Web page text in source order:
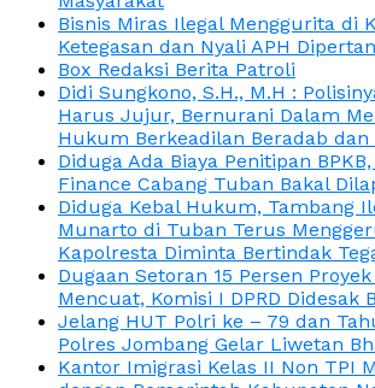
Bisnis Miras Ilegal Menggurita di
Ketegasan dan Nyali APH
Box Redaksi Berita Patroli
Didi Sungkono, S.H., M.H :
Harus Jujur, Bernurani Dalam
Hukum Berkeadilan Beradab
Diduga Ada Biaya Penitipan
Finance Cabang Tuban Bakal
Diduga Kebal Hukum, Tambang
Munarto di Tuban Terus
Kapolresta Diminta Bertindak
Dugaan Setoran 15 Persen
Mencuat, Komisi I DPRD Didesak
Jelang HUT Polri ke – 79 dan
Polres Jombang Gelar Liwetan
Kantor Imigrasi Kelas II Non TPI